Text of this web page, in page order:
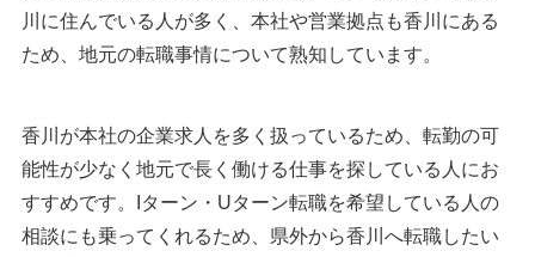
川に住んでいる人が多く、本社や営業拠点も香川にある
ため、地元の転職事情について熟知しています。
香川が本社の企業求人を多く扱っているため、転勤の可
能性が少なく地元で長く働ける仕事を探している人にお
すすめです。Iターン・Uターン転職を希望している人の
相談にも乗ってくれるため、県外から香川へ転職したい